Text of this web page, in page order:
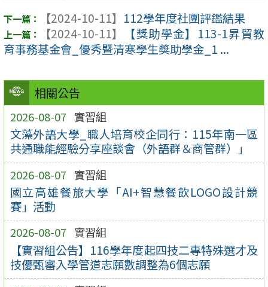
相關公告
2026-08-07 實習組
文藻外語大學_職人培育校企同行：115年南一區
共通職能經驗分享座談會（外語群＆商管群）」
2026-08-07 實習組
國立高雄餐旅大學「AI+智慧餐飲LOGO設計競
賽」活動
2026-08-07 實習組
【實習組公告】116學年度起四技二專特殊選才及
技優甄審入學管道志願數調整為6個志願
【2024-10-11】 112學年度社團評鑑結果
【2024-10-11】
【獎助學金】113-1昇貿教
育事務基金會_優秀暨清寒學生獎助學金_1 ...